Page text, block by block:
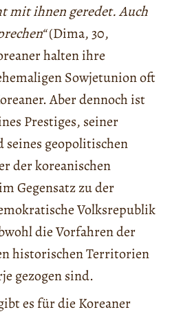
mit ihnen geredet. Auch
(Dima, 30,
halten ihre
Sowjetunion oft
Aber dennoch ist
Prestiges, seiner
geopolitischen
der koreanischen
Gegensatz zu der
Volksrepublik
die Vorfahren der
historischen Territorien
gezogen sind.
es für die Koreaner